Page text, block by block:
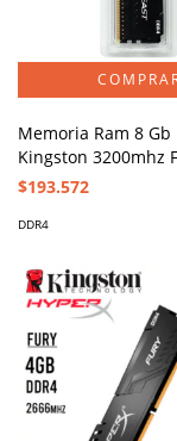
Memoria Ram 8 Gb
Kingston 3200mhz
KF432C16BBA/8
$193.572
DDR4